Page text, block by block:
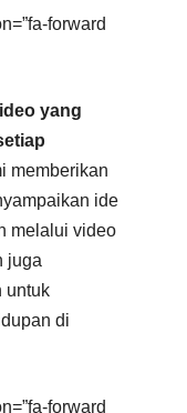
forward
yang
memberikan
ide
melalui video
juga
untuk
di
forward